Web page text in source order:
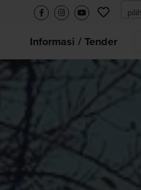
Informasi / Tender